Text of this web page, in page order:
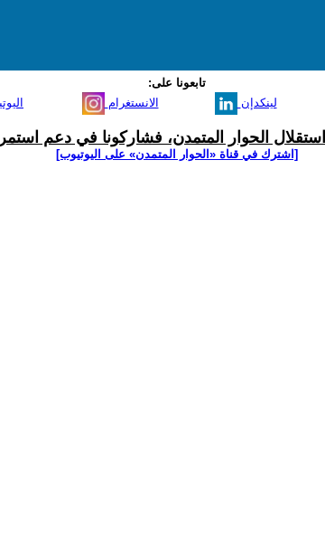
تابعونا على:
الانستغرام لينكدإن
الحوار المتمدن، فشاركونا في دعم
[اشترك في قناة ‫«الحوار المتمدن» على اليوتيوب]